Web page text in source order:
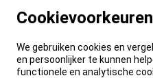
Cookievoorkeuren
We gebruiken cookies en
en persoonlijker te kunnen
functionele en analytische